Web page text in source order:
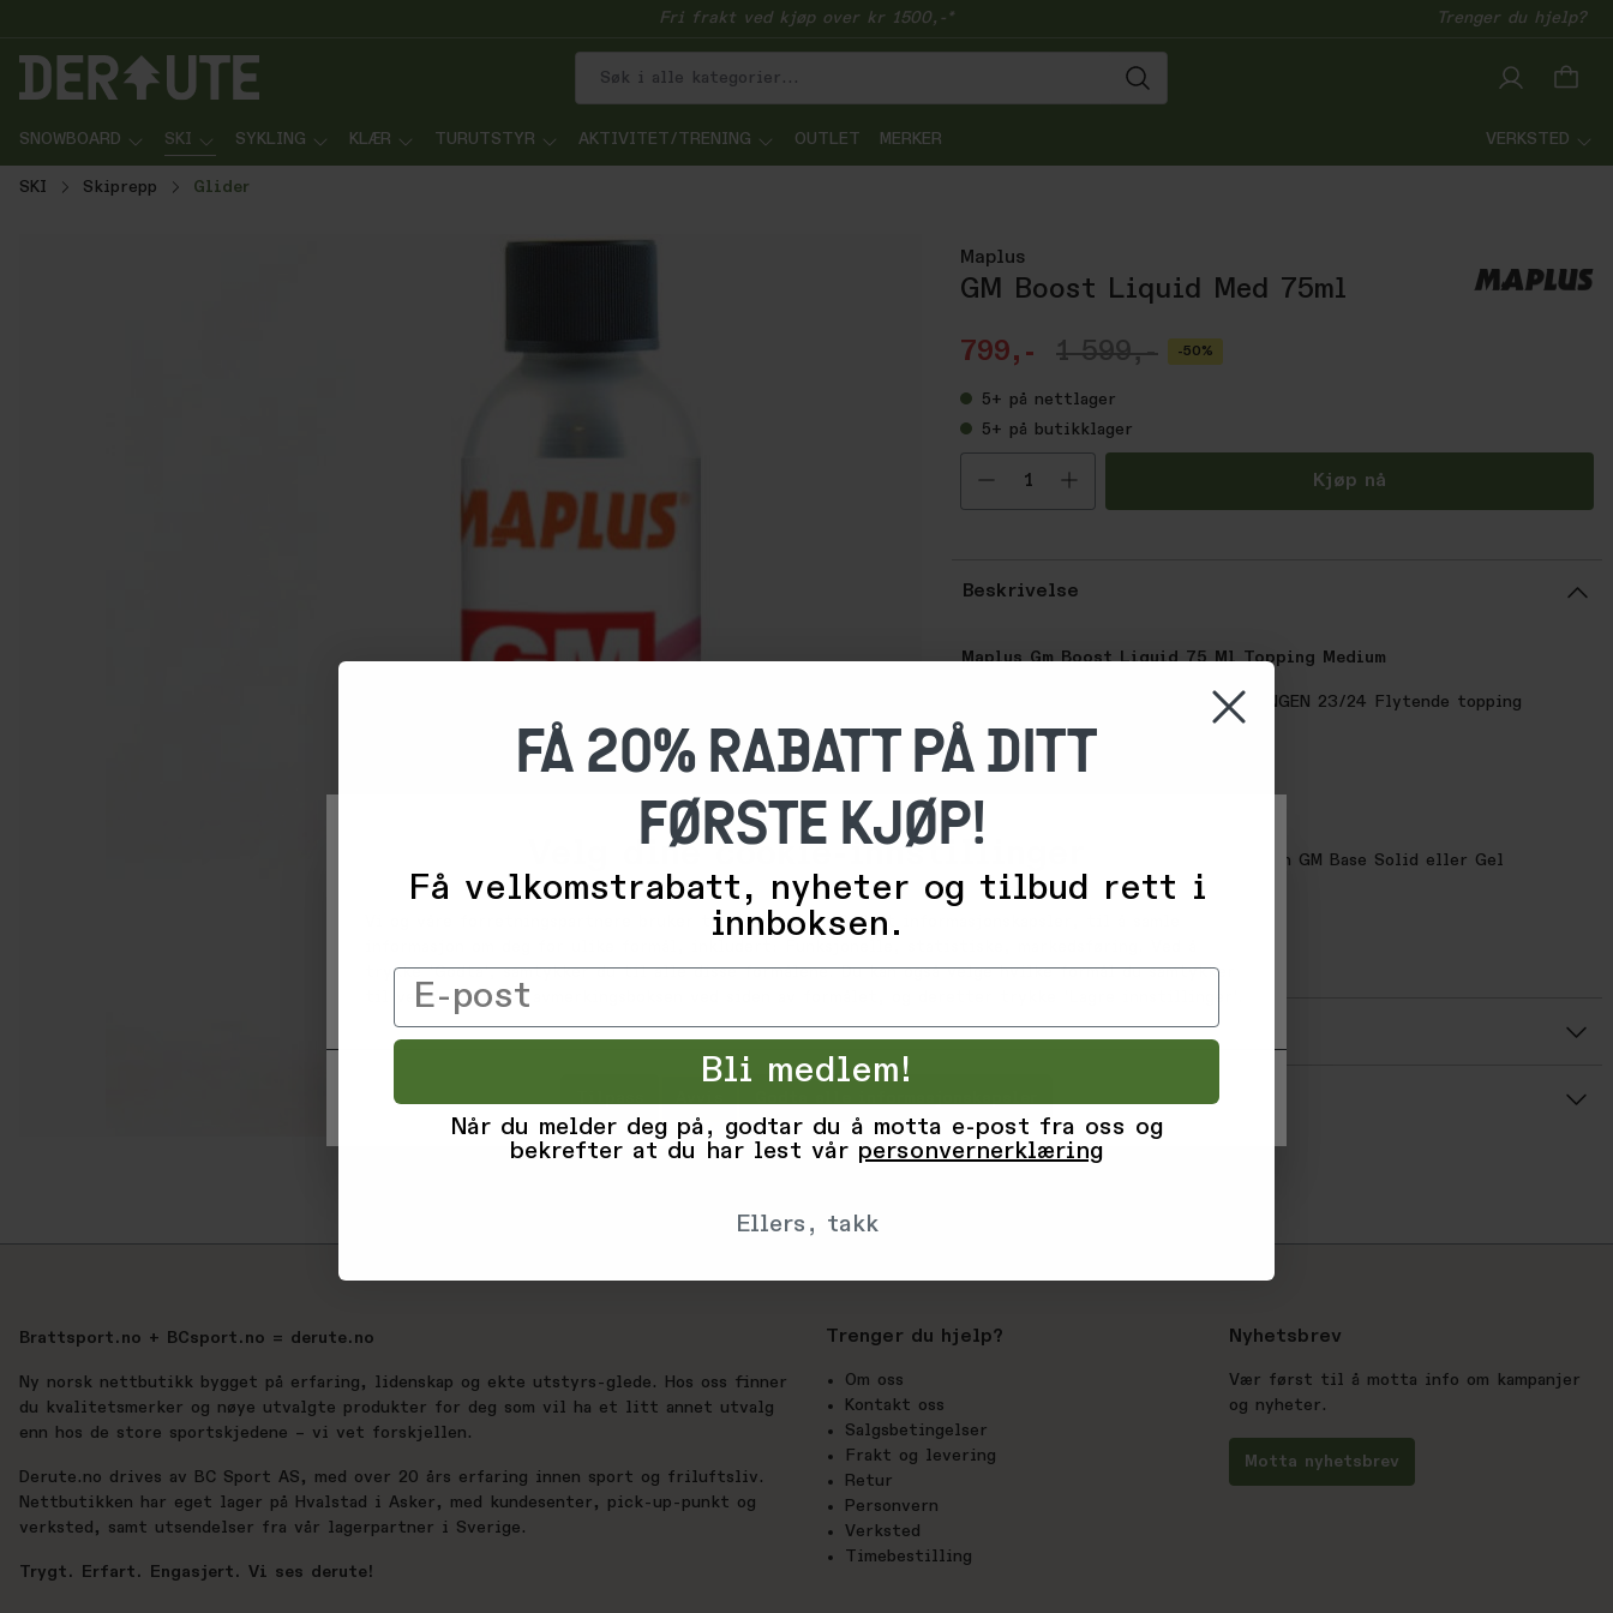
Fri frakt ved kjøp over kr 1500,-* Trenger du hjelp?
SNOWBOARD SKI SYKLING KLÆR TURUTSTYR AKTIVITET/TRENING OUTLET MERKER VERKSTED
SKI Skiprepp Glider
Maplus
GM Boost Liquid Med 75ml
799,- 1 599,- -50%
5+ på nettlager
5+ på butikklager
Velg antall Kjøp nå
Beskrivelse
Maplus Gm Boost Liquid 75 Ml Topping Medium
FLUORFRI NYHET FRA MAPLUS SESONGEN 23/24 Flytende topping
ALLE SNØTYPER:
50/90%
Må alltid brukes som topping på enten GM Base Solid eller Gel
Produsentnummer: MFF0151
Vurderinger
Brattsport.no + BCsport.no = derute.no
Ny norsk nettbutikk bygget på erfaring, lidenskap og ekte utstyrs-glede. Hos oss finner
du kvalitetsmerker og nøye utvalgte produkter for deg som vil ha et litt annet utvalg
enn hos de store sportskjedene – vi vet forskjellen.
Derute.no drives av BC Sport AS, med over 20 års erfaring innen sport og friluftsliv.
Nettbutikken har eget lager på Hvalstad i Asker, med kundesenter, pick-up-punkt og
verksted, samt utsendelser fra vår lagerpartner i Sverige.
Trygt. Erfart. Engasjert. Vi ses derute!
Trenger du hjelp?
Om oss
Kontakt oss
Salgsbetingelser
Frakt og levering
Retur
Personvern
Verksted
Timebestilling
Nyhetsbrev
Vær først til å motta info om kampanjer
og nyheter.
Motta nyhetsbrev
Velg dine cookie-innstillinger
Vi og våre forretningspartnere bruker teknologier, inkludert informasjonskapsler, til å samle
trykke 'Godta', samtykker du til alle disse formålene. Du kan også velge hvilke formål du samtykker
til ved å klikke på avmerkingsboksen ved siden av formålet, og deretter trykke 'Lagre innstillinger'.
FÅ 20% RABATT PÅ DITT
FØRSTE KJØP!
Få velkomstrabatt, nyheter og tilbud rett i
innboksen.
Email
Bli medlem!
Når du melder deg på, godtar du å motta e-post fra oss og
bekrefter at du har lest vår personvernerklæring
Ellers, takk